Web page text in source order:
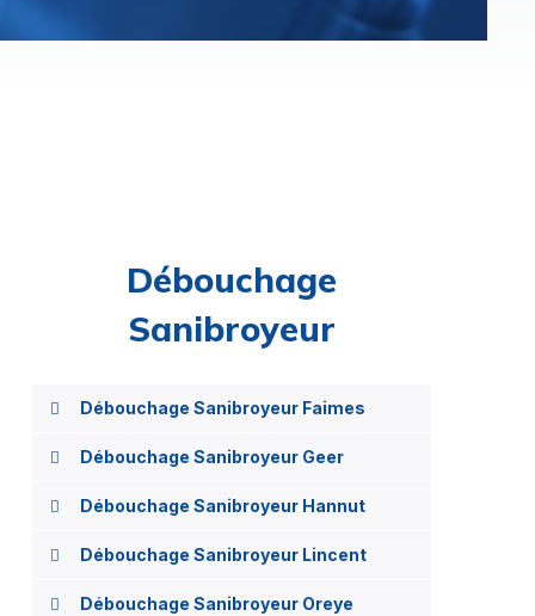
Débouchage
Sanibroyeur
Débouchage Sanibroyeur Faimes
Débouchage Sanibroyeur Geer
Débouchage Sanibroyeur Hannut
Débouchage Sanibroyeur Lincent
Débouchage Sanibroyeur Oreye